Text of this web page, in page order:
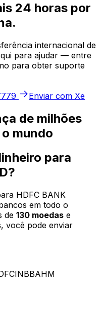
24 horas por
internacional de
para ajudar — entre
para obter suporte
Enviar com Xe
de milhões
mundo
para
HDFC BANK
em todo o
de 130 moedas e
, você pode enviar